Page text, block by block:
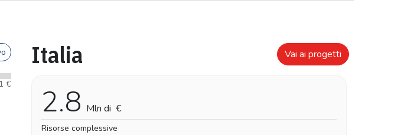
€
Italia Vai ai progetti
2.8 Mln di €
Risorse complessive